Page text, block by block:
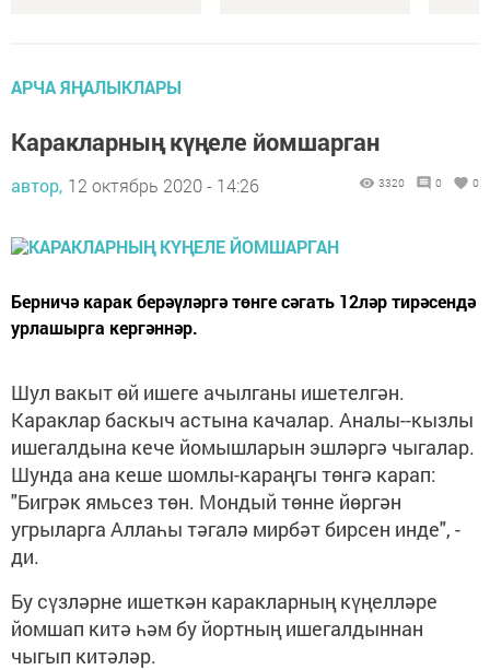
АРЧА ЯҢАЛЫКЛАРЫ
Каракларның күңеле йомшарган
автор, 12 октябрь 2020 - 14:26 3320 0 0
Берничә карак берәүләргә төнге сәгать 12ләр тирәсендә
урлашырга кергәннәр.
Шул вакыт өй ишеге ачылганы ишетелгән.
Караклар баскыч астына качалар. Аналы--кызлы
ишегалдына кече йомышларын эшләргә чыгалар.
Шунда ана кеше шомлы-караңгы төнгә карап:
"Бигрәк ямьсез төн. Мондый төнне йөргән
угрыларга Аллаһы тәгалә мирбәт бирсен инде", -
ди.
Бу сүзләрне ишеткән каракларның күңелләре
йомшап китә һәм бу йортның ишегалдыннан
чыгып китәләр.